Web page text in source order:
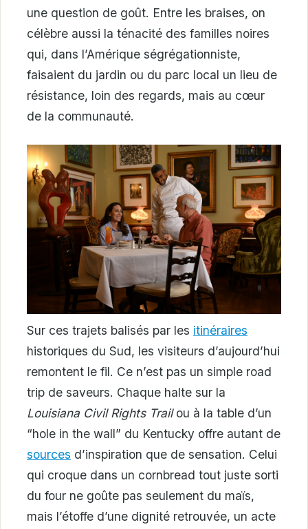
une question de goût. Entre les braises, on
célèbre aussi la ténacité des familles noires
qui, dans l’Amérique ségrégationniste,
faisaient du jardin ou du parc local un lieu de
résistance, loin des regards, mais au cœur
de la communauté.
Sur ces trajets balisés par les itinéraires
historiques du Sud, les visiteurs d’aujourd’hui
remontent le fil. Ce n’est pas un simple road
trip de saveurs. Chaque halte sur la
Louisiana Civil Rights Trailou à la table d’un
“hole in the wall” du Kentucky offre autant de
sources d’inspiration que de sensation. Celui
qui croque dans un cornbread tout juste sorti
du four ne goûte pas seulement du maïs,
mais l’étoffe d’une dignité retrouvée, un acte